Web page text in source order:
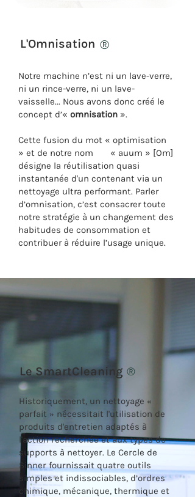
L'Omnisation ®
Notre machine n’est ni un lave-verre,
ni un rince-verre, ni un lave-
vaisselle... Nous avons donc créé le
concept d’« omnisation ».
Cette fusion du mot « optimisation
» et de notre nom « auum » [Om]
désigne la réutilisation quasi
instantanée d'un contenant via un
nettoyage ultra performant. Parler
d’omnisation, c’est consacrer toute
notre stratégie à un changement des
habitudes de consommation et
contribuer à réduire l’usage unique.
Le SmartCleaning ®
Historiquement, un nettoyage «
parfait » nécessitait l'utilisation de
produits d'entretien adaptés à
l'action recherchée et aux types de
supports à nettoyer. Le Cercle de
Sinnerfournissait quatre outils
simples et indissociables, d’ordres
chimique, mécanique, thermique et